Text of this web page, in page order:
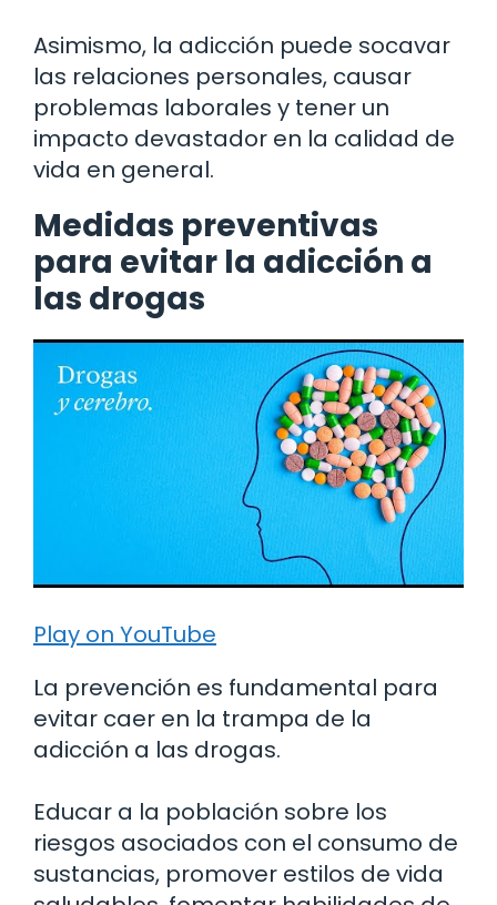
Asimismo, la adicción puede socavar
las relaciones personales, causar
problemas laborales y tener un
impacto devastador en la calidad de
vida en general.
Medidas preventivas
para evitar la adicción a
las drogas
Play on YouTube
La prevención es fundamental para
evitar caer en la trampa de la
adicción a las drogas.
Educar a la población sobre los
riesgos asociados con el consumo de
sustancias, promover estilos de vida